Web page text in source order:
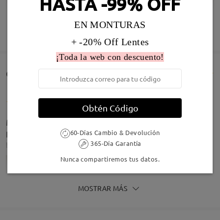
Infomación de Modelo
Comentarios de Clientes(258)
Me han encantado , lo único que de cerca lo veo un
poco borroso pero son y quedan preciosaa
by Macarena Garcia Soler onApr 22 , 2026
MOSTRAR MÁS
EN MONTURAS
+ -20% Off Lentes
¡Toda la web con descuento!
Obtén Código
60-Días Cambio & Devolución
365-Día Garantía
Nunca compartiremos tus datos.